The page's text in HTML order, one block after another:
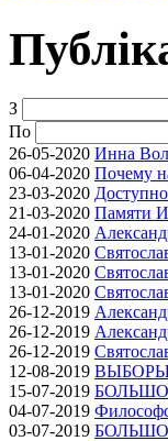
З
По
26-05-2020 Инна
06-04-2020 Почему
23-03-2020
21-03-2020 Памяти
24-01-2020
13-01-2020
13-01-2020
13-01-2020
26-12-2019
26-12-2019
26-12-2019
12-08-2019
15-07-2019 БОЛЬШОЙ
04-07-2019
03-07-2019